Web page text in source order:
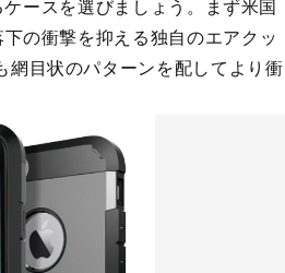
ースを選びましょう。まず米国
の衝撃を抑える独自のエアクッ
網目状のパターンを配してより衝